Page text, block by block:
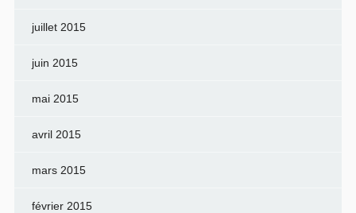
juillet 2015
juin 2015
mai 2015
avril 2015
mars 2015
février 2015